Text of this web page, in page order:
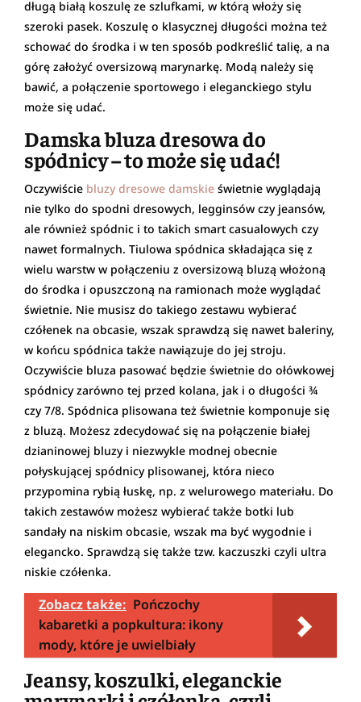
długą białą koszulę ze szlufkami, w którą włoży się
szeroki pasek. Koszulę o klasycznej długości można też
schować do środka i w ten sposób podkreślić talię, a na
górę założyć oversizową marynarkę. Modą należy się
bawić, a połączenie sportowego i eleganckiego stylu
może się udać.
Damska bluza dresowa do
spódnicy – to może się udać!
Oczywiście bluzy dresowe damskie świetnie wyglądają
nie tylko do spodni dresowych, legginsów czy jeansów,
ale również spódnic i to takich smart casualowych czy
nawet formalnych. Tiulowa spódnica składająca się z
wielu warstw w połączeniu z oversizową bluzą włożoną
do środka i opuszczoną na ramionach może wyglądać
świetnie. Nie musisz do takiego zestawu wybierać
czółenek na obcasie, wszak sprawdzą się nawet baleriny,
w końcu spódnica także nawiązuje do jej stroju.
Oczywiście bluza pasować będzie świetnie do ołówkowej
spódnicy zarówno tej przed kolana, jak i o długości ¾
czy 7/8. Spódnica plisowana też świetnie komponuje się
z bluzą. Możesz zdecydować się na połączenie białej
dzianinowej bluzy i niezwykle modnej obecnie
połyskującej spódnicy plisowanej, która nieco
przypomina rybią łuskę, np. z welurowego materiału. Do
takich zestawów możesz wybierać także botki lub
sandały na niskim obcasie, wszak ma być wygodnie i
elegancko. Sprawdzą się także tzw. kaczuszki czyli ultra
niskie czółenka.
Zobacz także: Pończochy
kabaretki a popkultura: ikony
mody, które je uwielbiały
Jeansy, koszulki, eleganckie